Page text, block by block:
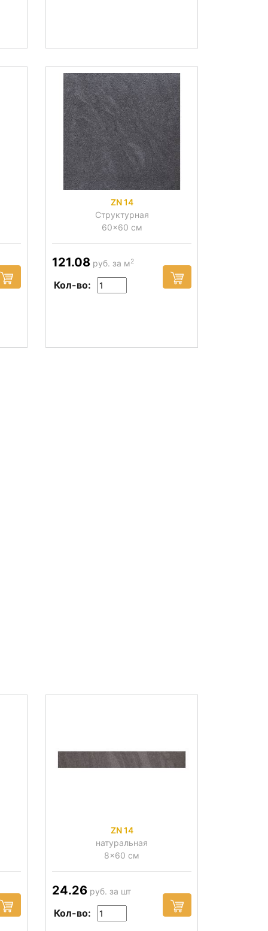
ZN 14
Структурная
60x60 см
121.08 руб. за м2
Кол-во:
ZN 14
натуральная
8x60 см
24.26 руб. за шт
Кол-во: